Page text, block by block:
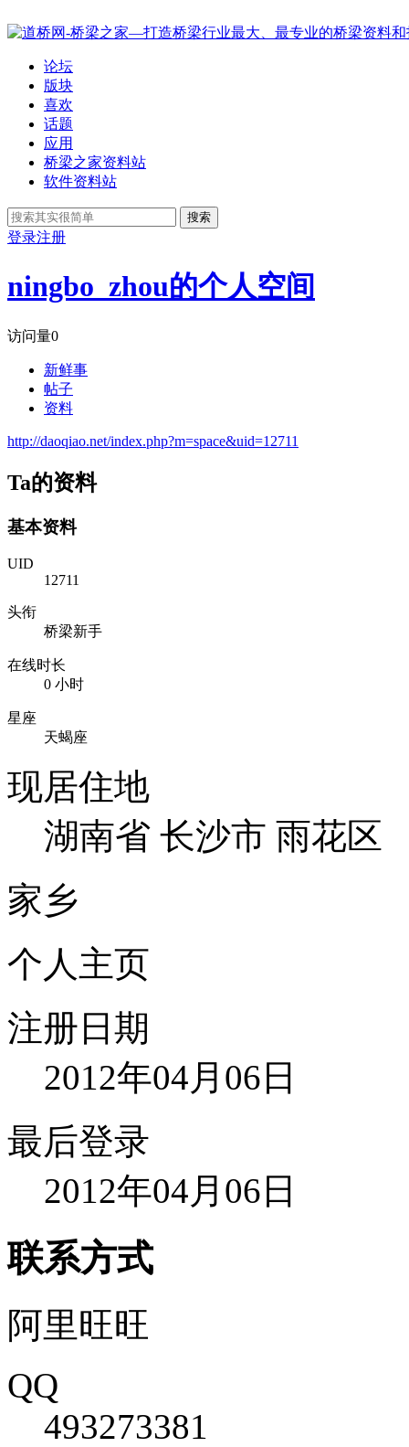
论坛
版块
喜欢
话题
应用
桥梁之家资料站
软件资料站
搜索
登录注册
ningbo_zhou的个人空间
访问量0
新鲜事
帖子
资料
http://daoqiao.net/index.php?m=space&uid=12711
Ta的资料
基本资料
UID
12711
头衔
桥梁新手
在线时长
0 小时
星座
天蝎座
现居住地
湖南省 长沙市 雨花区
家乡
个人主页
注册日期
2012年04月06日
最后登录
2012年04月06日
联系方式
阿里旺旺
QQ
493273381